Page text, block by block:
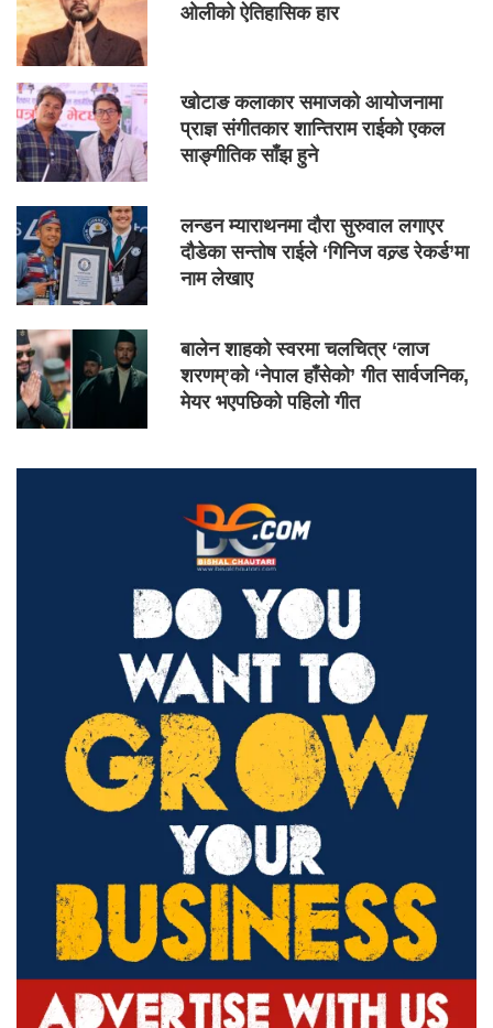
ओलीको ऐतिहासिक हार
खोटाङ कलाकार समाजको आयोजनामा
प्राज्ञ संगीतकार शान्तिराम राईको एकल
साङ्गीतिक साँझ हुने
लन्डन म्याराथनमा दौरा सुरुवाल लगाएर
दौडेका सन्तोष राईले ‘गिनिज वल्र्ड रेकर्ड’मा
नाम लेखाए
बालेन शाहको स्वरमा चलचित्र ‘लाज
शरणम्’को ‘नेपाल हाँसेको’ गीत सार्वजनिक,
मेयर भएपछिको पहिलो गीत